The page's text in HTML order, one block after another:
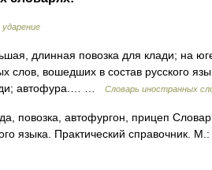
ударение
длинная повозка для клади; на
вошедших в состав русского
автофура.… …
Словарь иностранных
повозка, автофургон, прицеп
языка. Практический справочник. М.: